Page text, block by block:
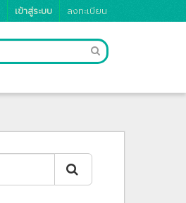
เข้าสู่ระบบ ลงทะเบียน